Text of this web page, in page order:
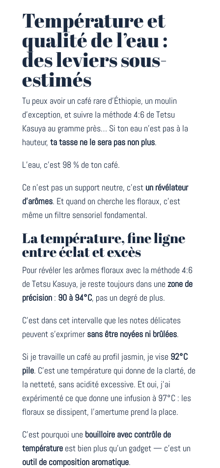
Température et
qualité de l’eau :
des leviers sous-
estimés
Tu peux avoir un café rare d’Éthiopie, un moulin
d’exception, et suivre la méthode 4:6 de Tetsu
Kasuya au gramme près… Si ton eau n’est pas à la
hauteur, ta tasse ne le sera pas non plus.
L’eau, c’est 98 % de ton café.
Ce n’est pas un support neutre, c’est un révélateur
d’arômes. Et quand on cherche les floraux, c’est
même un filtre sensoriel fondamental.
La température, fine ligne
entre éclat et excès
Pour révéler les arômes floraux avec la méthode 4:6
de Tetsu Kasuya, je reste toujours dans une zone de
précision: 90 à 94°C, pas un degré de plus.
C’est dans cet intervalle que les notes délicates
peuvent s’exprimer sans être noyées ni brûlées.
Si je travaille un café au profil jasmin, je vise 92°C
pile. C’est une température qui donne de la clarté, de
la netteté, sans acidité excessive. Et oui, j’ai
expérimenté ce que donne une infusion à 97°C : les
floraux se dissipent, l’amertume prend la place.
C’est pourquoi une bouilloire avec contrôle de
températureest bien plus qu’un gadget — c’est un
outil de composition aromatique.